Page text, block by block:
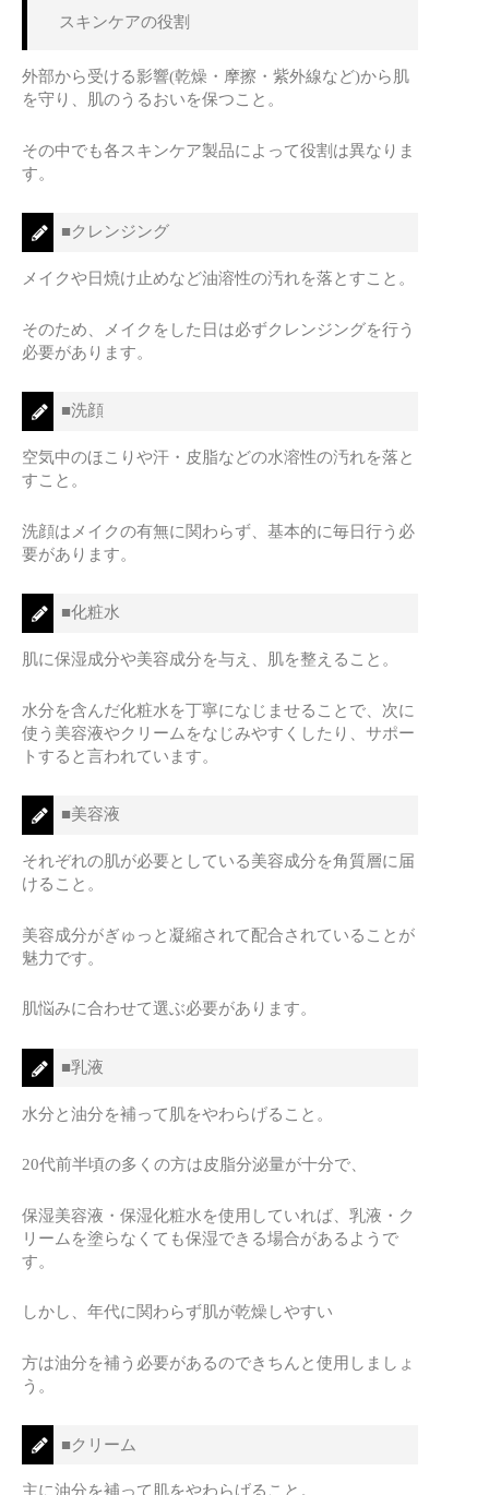
スキンケアの役割
外部から受ける影響(乾燥・摩擦・紫外線など)から肌
を守り、肌のうるおいを保つこと。
その中でも各スキンケア製品によって役割は異なりま
す。
■クレンジング
メイクや日焼け止めなど油溶性の汚れを落とすこと。
そのため、メイクをした日は必ずクレンジングを行う
必要があります。
■洗顔
空気中のほこりや汗・皮脂などの水溶性の汚れを落と
すこと。
洗顔はメイクの有無に関わらず、基本的に毎日行う必
要があります。
■化粧水
肌に保湿成分や美容成分を与え、肌を整えること。
水分を含んだ化粧水を丁寧になじませることで、次に
使う美容液やクリームをなじみやすくしたり、サポー
トすると言われています。
■美容液
それぞれの肌が必要としている美容成分を角質層に届
けること。
美容成分がぎゅっと凝縮されて配合されていることが
魅力です。
肌悩みに合わせて選ぶ必要があります。
■乳液
水分と油分を補って肌をやわらげること。
20代前半頃の多くの方は皮脂分泌量が十分で、
保湿美容液・保湿化粧水を使用していれば、乳液・ク
リームを塗らなくても保湿できる場合があるようで
す。
しかし、年代に関わらず肌が乾燥しやすい
方は油分を補う必要があるのできちんと使用しましょ
う。
■クリーム
主に油分を補って肌をやわらげること。